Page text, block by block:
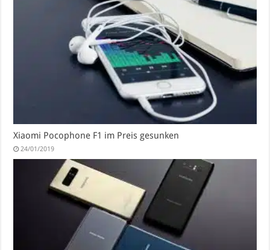
Xiaomi Pocophone F1 im Preis gesunken
24/01/2019